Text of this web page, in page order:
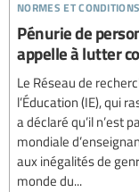
normes et
Pénurie de
appelle à lutter
Le Réseau de
l’Éducation (IE), qui
a déclaré qu’il n’est
mondiale
aux inégalités de
monde du...